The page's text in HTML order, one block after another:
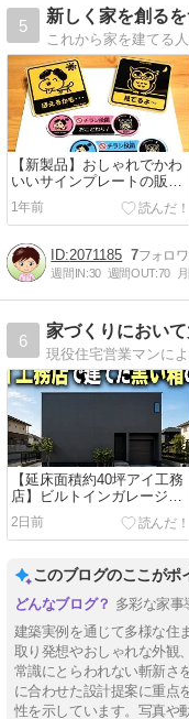
5
新しく家を創る
これから家を建てる
【新製品】おしゃれでかわ
いいサインプレートの販売
を開始しました！
1年前
2071185 7
週間IN:30 週間OUT:70
6
家づくりにおい
【延床面積約40坪アイ工務
店】ビルトインガレージ付
きオシャレな実例紹介
2日前
このブログのここがポ
多彩な家事
建築実例を通じて多様な住
取り発想やおしゃれな外観
常識にとらわれない斬新さ
に合わせた設計提案に重点
性を示しています。写真や